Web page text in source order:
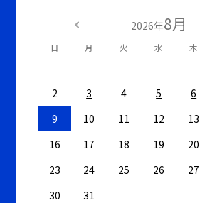
2026年8月
日 月 火 水 木
2
3 4 5 6
9
10 11 12 13
16
17 18 19 20
23
24 25 26 27
30
31